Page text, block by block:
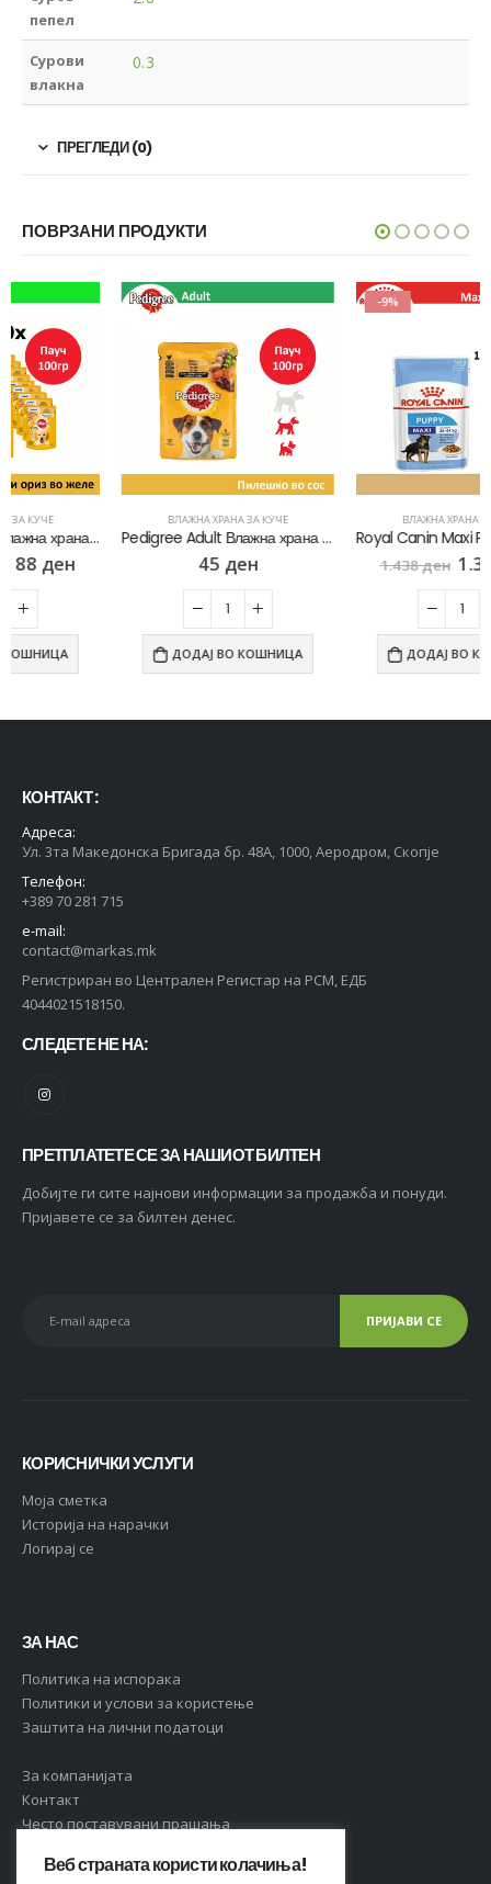
пепел
Сурови
влакна
0.3
ПРЕГЛЕДИ (0)
ПОВРЗАНИ ПРОДУКТИ
ВЛАЖНА ХРАНА ЗА КУЧЕ
Pedigree Adult Влажна храна за Возрасни кучиња со Парчиња Пилешко и зеленчук во сос [Кесичка 100гр]
ДОДАЈ ВО КОШНИЦА
-9%
ВЛАЖНА ХРАНА ЗА КУЧЕ
Royal Canin Maxi Puppy Влажна храна за Кученца со Голем раст со Парчиња месо во сос [10х Кесичка 140гр]
1.309ден
ДОДАЈ ВО КОШНИЦА
КОНТАКТ :
Адреса:
Ул. 3та Македонска Бригада бр. 48А, 1000, Аеродром, Скопје
Телефон:
+389 70 281 715
e-mail:
contact@markas.mk
Регистриран во Централен Регистар на РСМ, ЕДБ
4044021518150.
СЛЕДЕТЕ НЕ НА:
ПРЕТПЛАТЕТЕ СЕ ЗА НАШИОТ БИЛТЕН
Добијте ги сите најнови информации за продажба и понуди.
Пријавете се за билтен денес.
КОРИСНИЧКИ УСЛУГИ
Moja сметка
Историја на нарачки
Логирај се
ЗА НАС
Политика на испорака
Политики и услови за користење
Заштита на лични податоци
За компанијата
Контакт
Често поставувани прашања
Веб страната користи колачиња!